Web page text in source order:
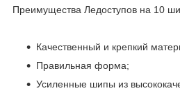
Преимущества Ледоступов на 10
Качественный и крепкий
Правильная форма;
Усиленные шипы из